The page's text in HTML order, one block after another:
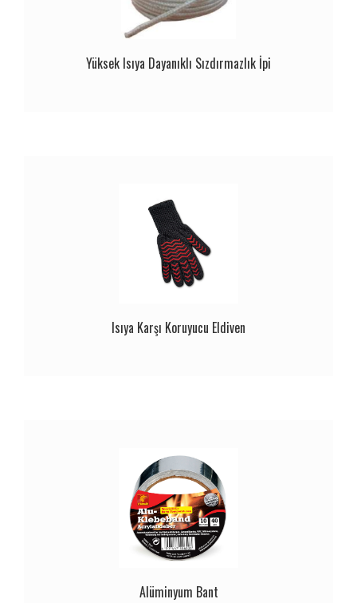
Yüksek Isıya Dayanıklı Sızdırmazlık İpi
Isıya Karşı Koruyucu Eldiven
Alüminyum Bant